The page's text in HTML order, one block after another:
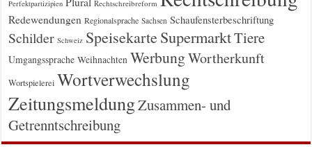
Perfektpartizipien Rechtschreibreform
Redewendungen Regionalsprache Sachsen Schaufensterbeschriftung
Schilder Schweiz Speisekarte SupermarktTiere
Umgangssprache Weihnachten WerbungWortherkunft
Wortspielerei Wortverwechslung
ZeitungsmeldungZusammen- und
Getrenntschreibung